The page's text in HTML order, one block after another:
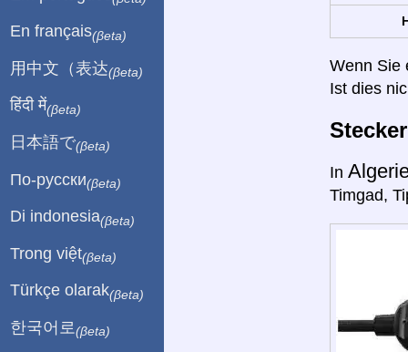
Wenn Sie
Ist dies
In
Timgad,
En français(βeta)
用中文（表达(βeta)
हिंदी में(βeta)
日本語で(βeta)
По-русски(βeta)
Di indonesia(βeta)
Trong việt(βeta)
Türkçe olarak(βeta)
한국어로 (βeta)